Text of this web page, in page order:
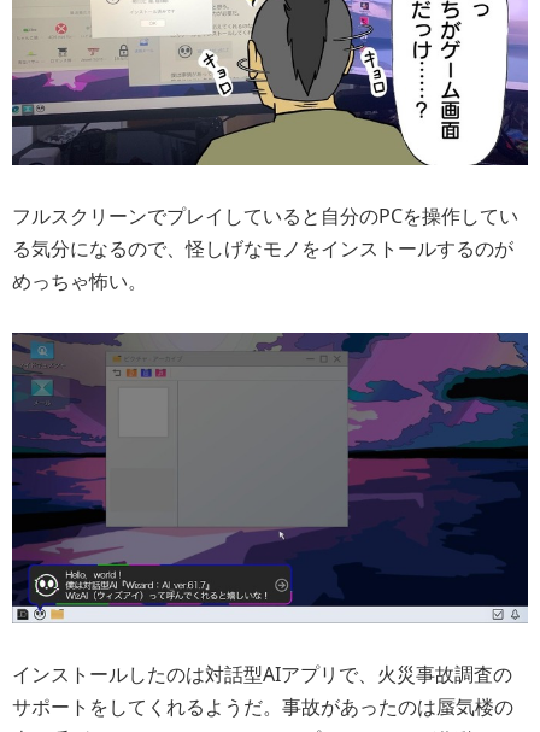
フルスクリーンでプレイしていると自分のPCを操作してい
る気分になるので、怪しげなモノをインストールするのが
めっちゃ怖い。
インストールしたのは対話型AIアプリで、火災事故調査の
サポートをしてくれるようだ。事故があったのは蜃気楼の